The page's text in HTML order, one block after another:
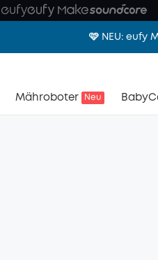
🩷 NEU: eufy
Mähroboter Neu